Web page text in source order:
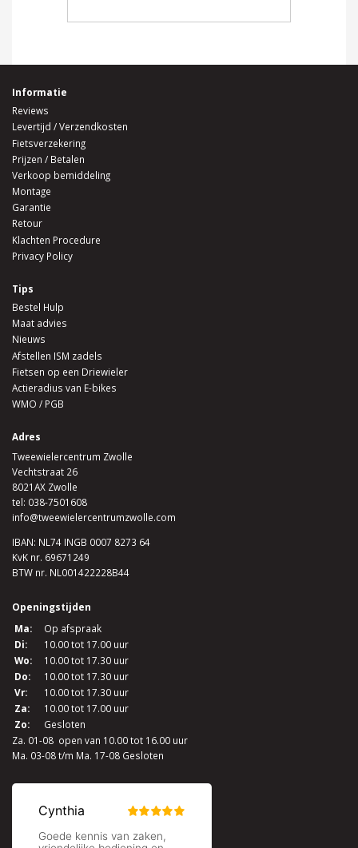
Informatie
Reviews
Levertijd / Verzendkosten
Fietsverzekering
Prijzen / Betalen
Verkoop bemiddeling
Montage
Garantie
Retour
Klachten Procedure
Privacy Policy
Tips
Bestel Hulp
Maat advies
Nieuws
Afstellen ISM zadels
Fietsen op een Driewieler
Actieradius van E-bikes
WMO / PGB
Adres
Tweewielercentrum Zwolle
Vechtstraat 26
8021AX Zwolle
tel: 038-7501608
info@tweewielercentrumzwolle.com
IBAN: NL74 INGB 0007 8273 64
KvK nr. 69671249
BTW nr. NL001422228B44
Openingstijden
Ma:
Op afspraak
Di:
10.00 tot 17.00 uur
Wo:
10.00 tot 17.30 uur
Do:
10.00 tot 17.30 uur
Vr:
10.00 tot 17.30 uur
Za:
10.00 tot 17.00 uur
Zo:
Gesloten
Za. 01-08 open van 10.00 tot 16.00 uur
Ma. 03-08 t/m Ma. 17-08 Gesloten